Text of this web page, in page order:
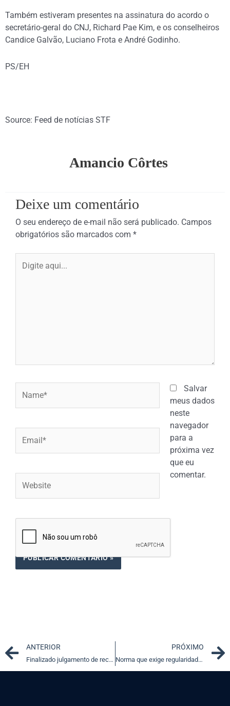
Também estiveram presentes na assinatura do acordo o
secretário-geral do CNJ, Richard Pae Kim, e os conselheiros
Candice Galvão, Luciano Frota e André Godinho.
PS/EH
Source: Feed de notícias STF
Amancio Côrtes
Deixe um comentário
O seu endereço de e-mail não será publicado. Campos
obrigatórios são marcados com *
aqui...
Salvar
meus dados
neste
navegador
para a
próxima vez
que eu
comentar.
Prev
ANTERIOR
Finalizado julgamento de recursos em ações que discutem complementação do Fundef
PRÓXIMO
Norma que exige regularidade fiscal e trabalhista de times para participar de campeonatos de futebol é inconstitucional